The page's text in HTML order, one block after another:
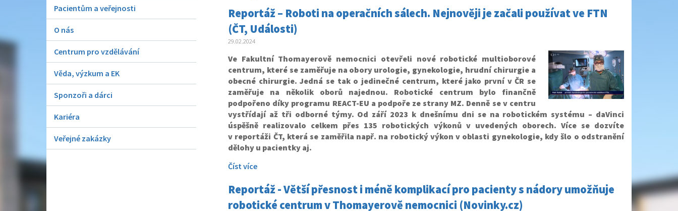
Pacientům a veřejnosti
O nás
Centrum pro vzdělávání
Věda, výzkum a EK
Sponzoři a dárci
Kariéra
Veřejné zakázky
Reportáž – Roboti na operačních sálech. Nejnověji je začali používat ve FTN
(ČT, Události)
29.02.2024
Ve Fakultní Thomayerově nemocnici otevřeli nové robotické multioborové
centrum, které se zaměřuje na obory urologie, gynekologie, hrudní chirurgie a
obecné chirurgie. Jedná se tak o jedinečné centrum, které jako první v ČR se
zaměřuje na několik oborů najednou. Robotické centrum bylo finančně
podpořeno díky programu REACT-EU a podpoře ze strany MZ. Denně se v centru
vystřídají až tři odborné týmy. Od září 2023 k dnešnímu dni se na robotickém systému – daVinci
úspěšně realizovalo celkem přes 135 robotických výkonů v uvedených oborech. Více se dozvíte
v reportáži ČT, která se zaměřila např. na robotický výkon v oblasti gynekologie, kdy šlo o odstranění
dělohy u pacientky aj.
Číst více
Reportáž - Větší přesnost i méně komplikací pro pacienty s nádory umožňuje
robotické centrum v Thomayerově nemocnici (Novinky.cz)